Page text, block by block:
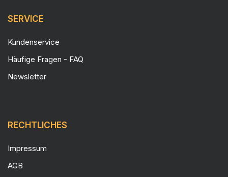
SERVICE
Kundenservice
Häufige Fragen - FAQ
Newsletter
RECHTLICHES
Impressum
AGB